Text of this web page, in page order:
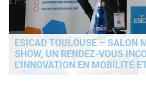
ESICAD TOULOUSE – SALON
SHOW, UN RENDEZ-VOUS
L'INNOVATION EN MOBILITÉ